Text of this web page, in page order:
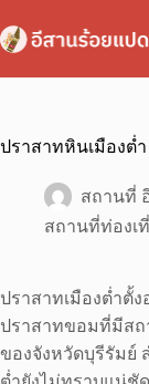
to
content
ปราสาทหินเมืองต่ำ
สถานที่
สถานที่ท่องเ
ปราสาทเมืองต่ำตั้
ปราสาทขอมที่มีสถ
ของจังหวัดบุรีรัมย์